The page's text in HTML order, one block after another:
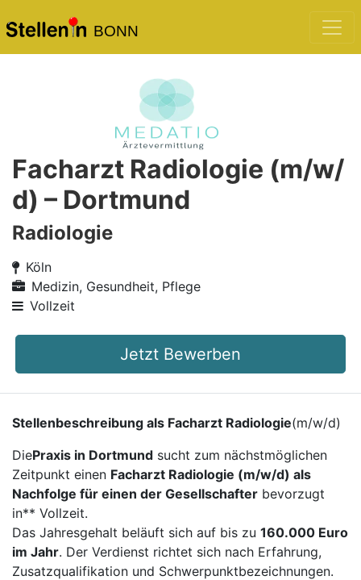
BONN
Facharzt Radiologie (m/w/
d) – Dortmund
Radiologie
Köln
Medizin, Gesundheit, Pflege
Vollzeit
Jetzt Bewerben
Stellenbeschreibung als Facharzt Radiologie(m/w/d)
DiePraxis in Dortmund sucht zum nächstmöglichen
Zeitpunkt einen Facharzt Radiologie (m/w/d) als
Nachfolge für einen der Gesellschafter bevorzugt
in** Vollzeit.
Das Jahresgehalt beläuft sich auf bis zu 160.000 Euro
im Jahr. Der Verdienst richtet sich nach Erfahrung,
Zusatzqualifikation und Schwerpunktbezeichnungen.